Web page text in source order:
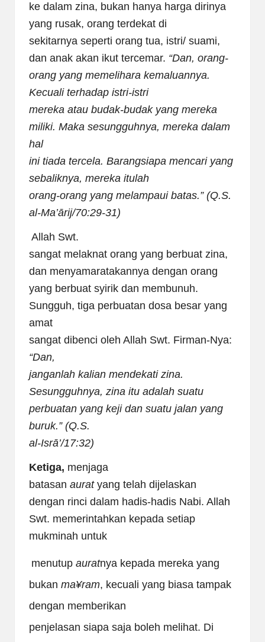
ke dalam zina, bukan hanya harga dirinya
yang rusak, orang terdekat di
sekitarnya seperti orang tua, istri/ suami,
dan anak akan ikut tercemar. “Dan, orang-
orang yang memelihara kemaluannya.
Kecuali terhadap istri-istri
mereka atau budak-budak yang mereka
miliki. Maka sesungguhnya, mereka dalam
hal
ini tiada tercela. Barangsiapa mencari yang
sebaliknya, mereka itulah
orang-orang yang melampaui batas.” (Q.S.
al-Ma’ārij/70:29-31)
Allah Swt.
sangat melaknat orang yang berbuat zina,
dan menyamaratakannya dengan orang
yang berbuat syirik dan membunuh.
Sungguh, tiga perbuatan dosa besar yang
amat
sangat dibenci oleh Allah Swt. Firman-Nya:
“Dan,
janganlah kalian mendekati zina.
Sesungguhnya, zina itu adalah suatu
perbuatan yang keji dan suatu jalan yang
buruk.” (Q.S.
al-Isrā’/17:32)
Ketiga, menjaga
batasan auratyang telah dijelaskan
dengan rinci dalam hadis-hadis Nabi. Allah
Swt. memerintahkan kepada setiap
mukminah untuk
menutup auratnya kepada mereka yang
bukan ma¥ram, kecuali yang biasa tampak
dengan memberikan
penjelasan siapa saja boleh melihat. Di